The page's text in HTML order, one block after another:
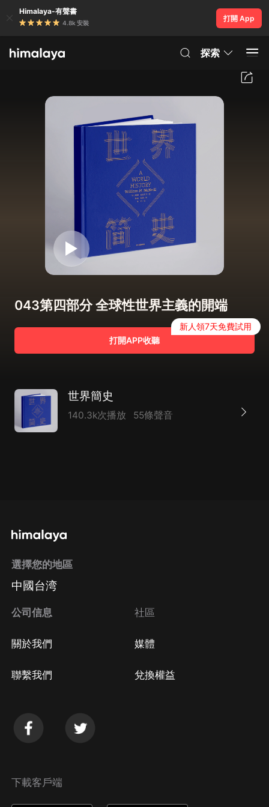
Himalaya-有聲書
4.8k 安裝
打開 App
探索
043第四部分 全球性世界主義的開端
打開APP收聽
新人領7天免費試用
世界簡史
140.3k次播放 55條聲音
選擇您的地區
中國台湾
公司信息
關於我們
聯繫我們
社區
媒體
兌換權益
下載客戶端